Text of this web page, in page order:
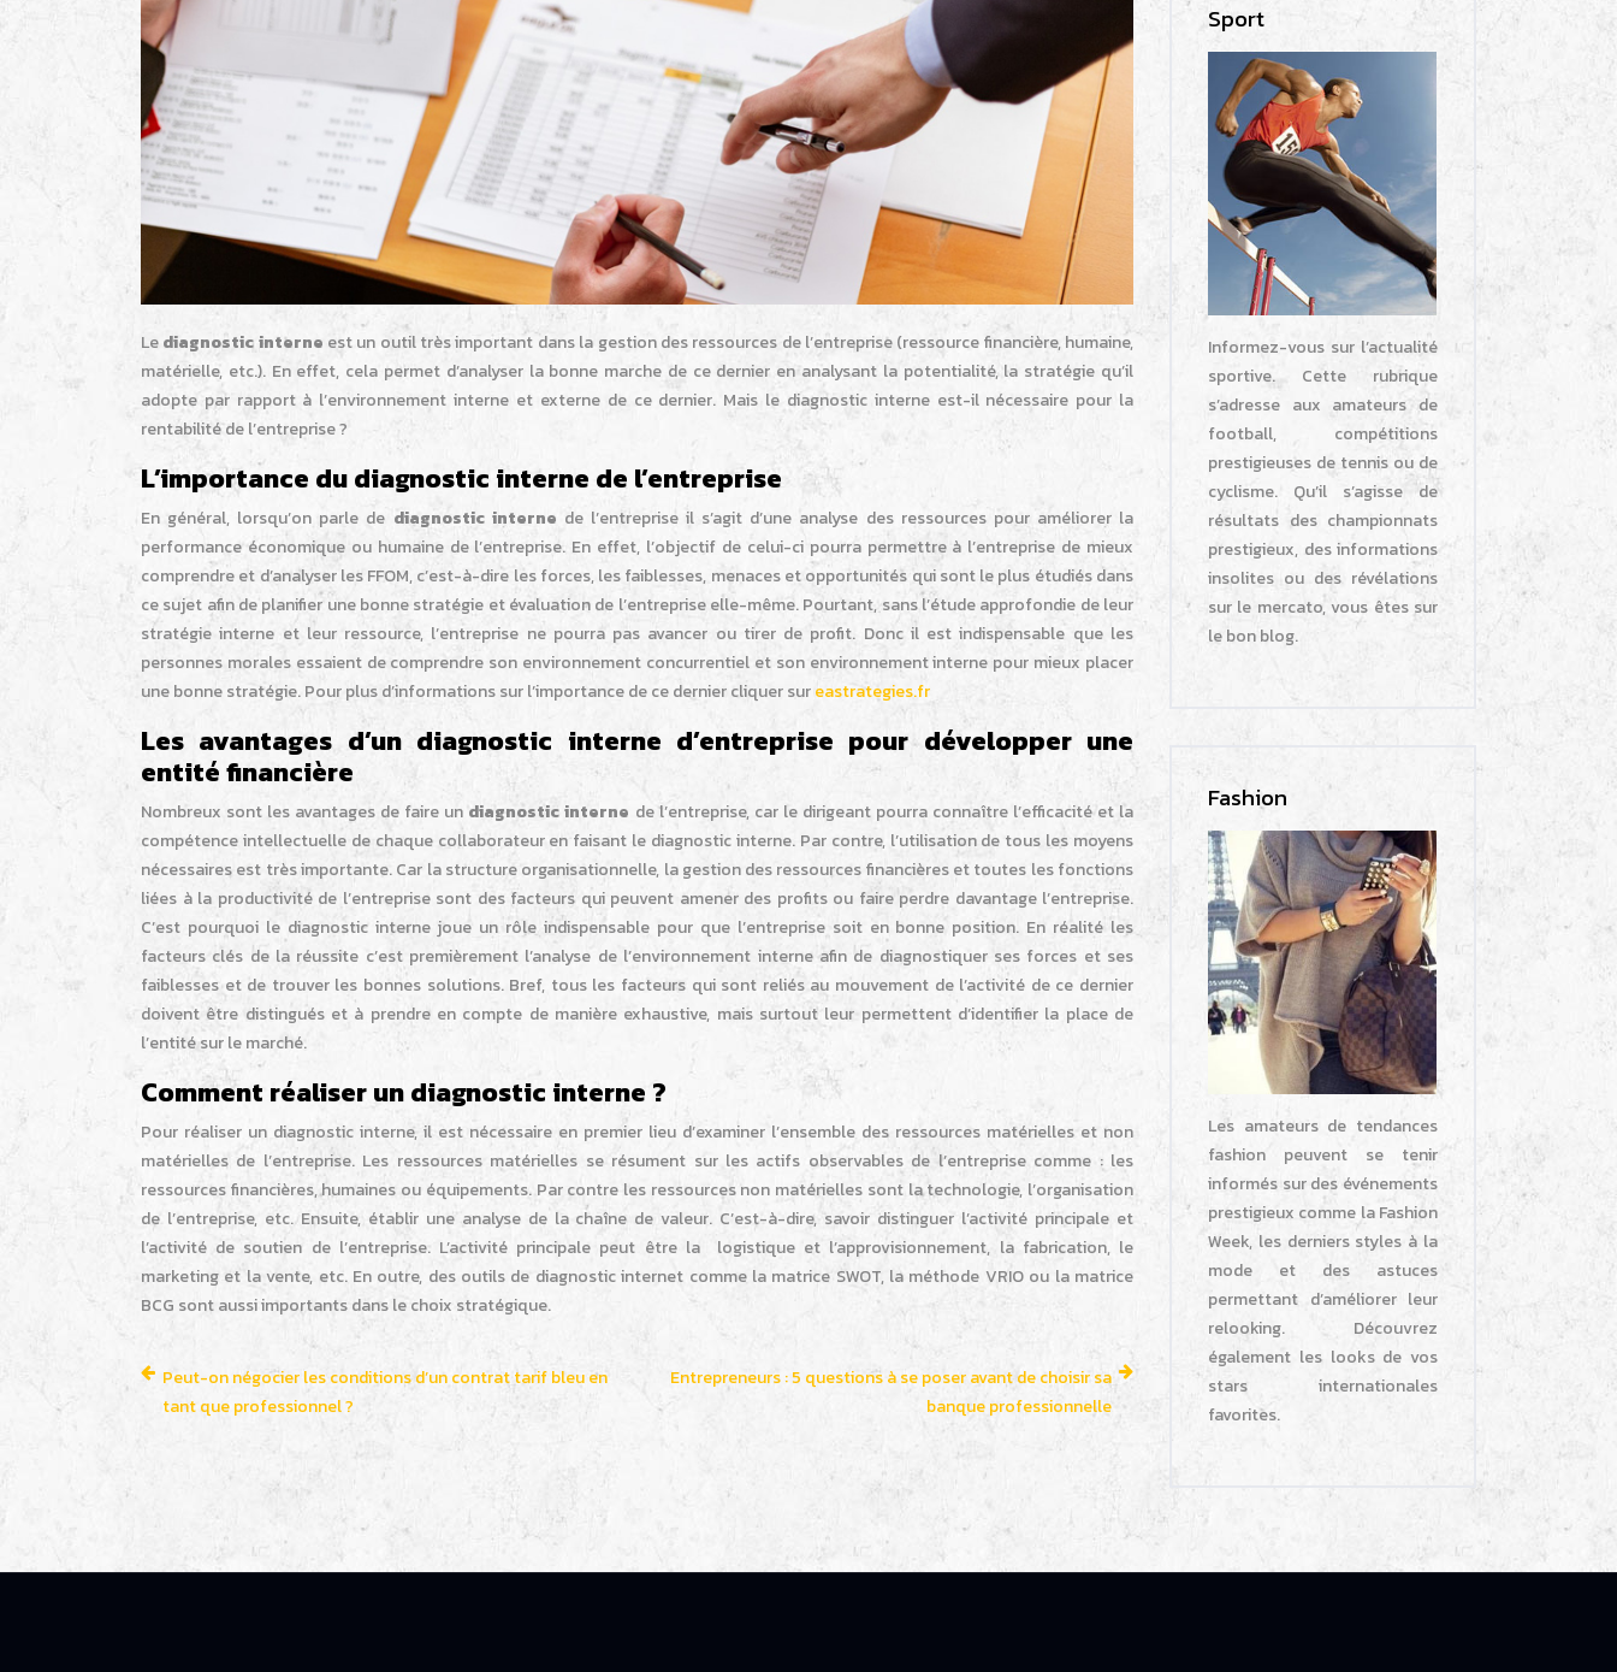
Lediagnostic interne est un outil très important dans la gestion des ressources de l’entreprise (ressource financière, humaine,
matérielle, etc.). En effet, cela permet d’analyser la bonne marche de ce dernier en analysant la potentialité, la stratégie qu’il
adopte par rapport à l’environnement interne et externe de ce dernier. Mais le diagnostic interne est-il nécessaire pour la
rentabilité de l’entreprise ?
L’importance du diagnostic interne de l’entreprise
En général, lorsqu’on parle de diagnostic interne de l’entreprise il s’agit d’une analyse des ressources pour améliorer la
performance économique ou humaine de l’entreprise. En effet, l’objectif de celui-ci pourra permettre à l’entreprise de mieux
comprendre et d’analyser les FFOM, c’est-à-dire les forces, les faiblesses, menaces et opportunités qui sont le plus étudiés dans
ce sujet afin de planifier une bonne stratégie et évaluation de l’entreprise elle-même. Pourtant, sans l’étude approfondie de leur
stratégie interne et leur ressource, l’entreprise ne pourra pas avancer ou tirer de profit. Donc il est indispensable que les
personnes morales essaient de comprendre son environnement concurrentiel et son environnement interne pour mieux placer
une bonne stratégie. Pour plus d’informations sur l’importance de ce dernier cliquer sureastrategies.fr
Les avantages d’un diagnostic interne d’entreprise pour développer une
entité financière
Nombreux sont les avantages de faire un diagnostic interne de l’entreprise, car le dirigeant pourra connaître l’efficacité et la
compétence intellectuelle de chaque collaborateur en faisant le diagnostic interne. Par contre, l’utilisation de tous les moyens
nécessaires est très importante. Car la structure organisationnelle, la gestion des ressources financières et toutes les fonctions
liées à la productivité de l’entreprise sont des facteurs qui peuvent amener des profits ou faire perdre davantage l’entreprise.
C’est pourquoi le diagnostic interne joue un rôle indispensable pour que l’entreprise soit en bonne position. En réalité les
facteurs clés de la réussite c’est premièrement l’analyse de l’environnement interne afin de diagnostiquer ses forces et ses
faiblesses et de trouver les bonnes solutions. Bref, tous les facteurs qui sont reliés au mouvement de l’activité de ce dernier
doivent être distingués et à prendre en compte de manière exhaustive, mais surtout leur permettent d’identifier la place de
l’entité sur le marché.
Comment réaliser un diagnostic interne ?
Pour réaliser un diagnostic interne, il est nécessaire en premier lieu d’examiner l’ensemble des ressources matérielles et non
matérielles de l’entreprise. Les ressources matérielles se résument sur les actifs observables de l’entreprise comme : les
ressources financières, humaines ou équipements. Par contre les ressources non matérielles sont la technologie, l’organisation
de l’entreprise, etc. Ensuite, établir une analyse de la chaîne de valeur. C’est-à-dire, savoir distinguer l’activité principale et
l’activité de soutien de l’entreprise. L’activité principale peut être la logistique et l’approvisionnement, la fabrication, le
marketing et la vente, etc. En outre, des outils de diagnostic internet comme la matrice SWOT, la méthode VRIO ou la matrice
BCG sont aussi importants dans le choix stratégique.
Peut-on négocier les conditions d’un contrat tarif bleu en
tant que professionnel ?
Entrepreneurs : 5 questions à se poser avant de choisir sa
banque professionnelle
Sport
Informez-vous sur l’actualité
sportive. Cette rubrique
s’adresse aux amateurs de
football, compétitions
prestigieuses de tennis ou de
cyclisme. Qu’il s’agisse de
résultats des championnats
prestigieux, des informations
insolites ou des révélations
sur le mercato, vous êtes sur
le bon blog.
Fashion
Les amateurs de tendances
fashion peuvent se tenir
informés sur des événements
prestigieux comme la Fashion
Week, les derniers styles à la
mode et des astuces
permettant d’améliorer leur
relooking. Découvrez
également les looks de vos
stars internationales
favorites.